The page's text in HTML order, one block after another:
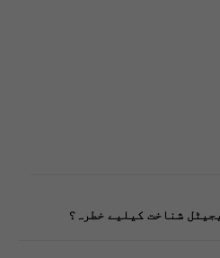
شناخت کیلیے خطرہ؟